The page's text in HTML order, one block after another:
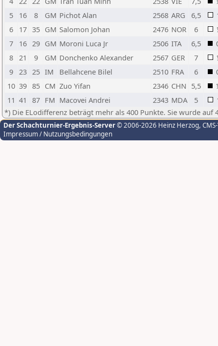
5
16 8 GM Pichot Alan 2568 ARG 6,5
6
17 35 GM Salomon Johan 2476 NOR 6
7
16 29 GM Moroni Luca Jr 2506 ITA 6,5
8
21 9 GM Donchenko Alexander 2567 GER 7
9
23 25 IM Bellahcene Bilel 2510 FRA 6
10 39 85 CM Zuo Yifan 2346 CHN 5,5
11 41 87 FM Macovei Andrei 2343 MDA 5
*) Die ELodifferenz beträgt mehr als 400 Punkte. Sie wurde auf
Der Schachturnier-Ergebnis-Server© 2006-2026 Heinz Herzog,
Impressum / Nutzungsbedingungen